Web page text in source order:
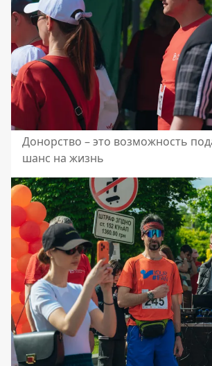
Донорство – это возможность
шанс на жизнь